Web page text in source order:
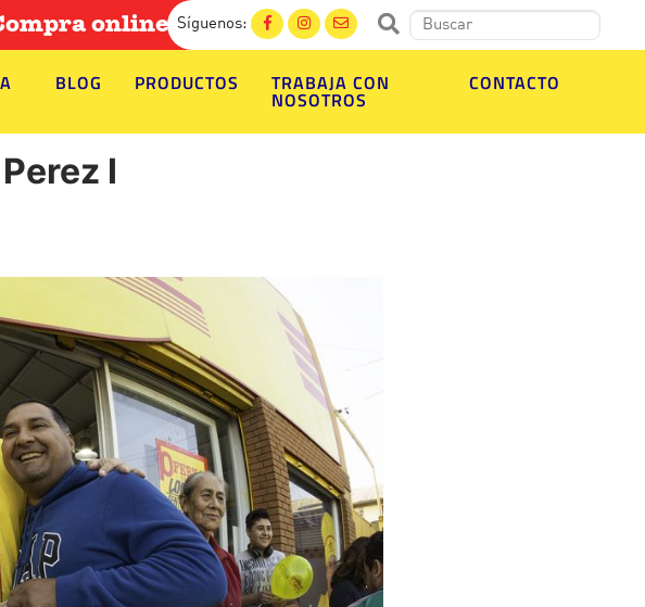
online ahora. Ingresa aquí, elige tus productos
Síguenos:
BLOG PRODUCTOS TRABAJA CON
NOSOTROS
CONTACTO
I